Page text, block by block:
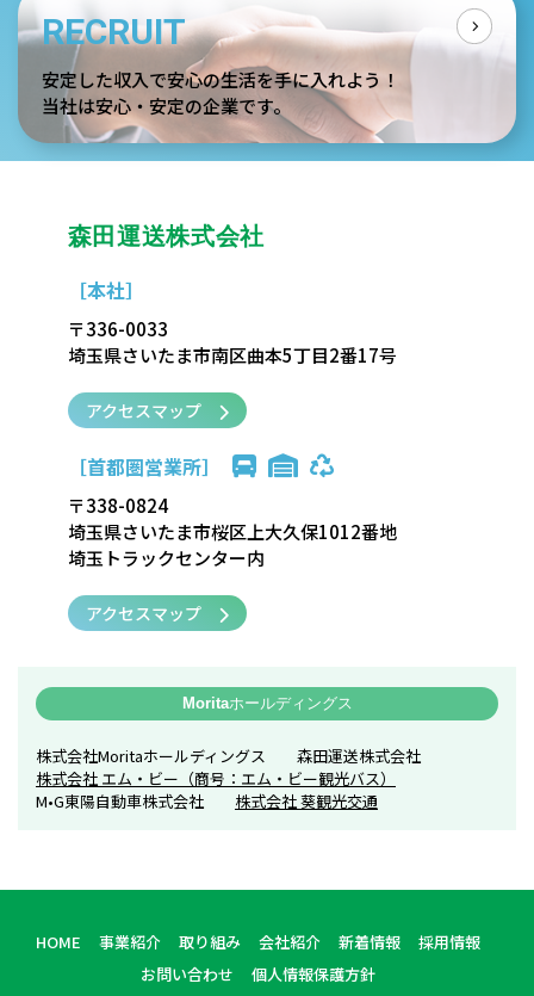
RECRUIT
安定した収入で安心の生活を手に入れよう！
当社は安心・安定の企業です。
森田運送株式会社
［本社］
〒336-0033
埼玉県さいたま市南区曲本5丁目2番17号
アクセスマップ
［首都圏営業所］
〒338-0824
埼玉県さいたま市桜区上大久保1012番地
埼玉トラックセンター内
アクセスマップ
Moritaホールディングス
株式会社Moritaホールディングス 森田運送株式会社
株式会社 エム・ビー（商号：エム・ビー観光バス）
M•G東陽自動車株式会社 株式会社 葵観光交通
HOME 事業紹介 取り組み 会社紹介 新着情報
採用情報
お問い合わせ
個人情報保護方針